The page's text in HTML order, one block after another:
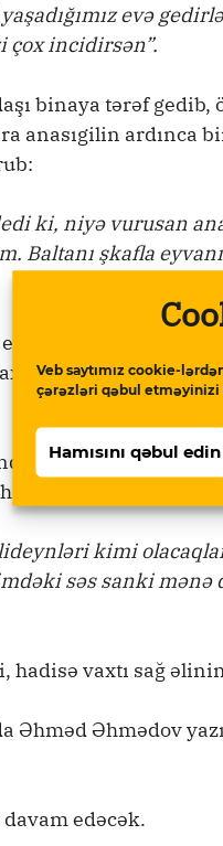
Veb saytımız cookie-
çərəzləri qəbul etməyinizi
Hamısını qəbul edin
evə
çox incidirsən”.
binaya tərəf gedib,
anasıgilin ardınca
ki, niyə vurusan
Baltanı şkafla
ki, binanın
və Xətai
yaşlı qardaşı və
edib:
kimi
səs sanki
vaxtı sağ
Əhməd Əhmədov
edəcək.